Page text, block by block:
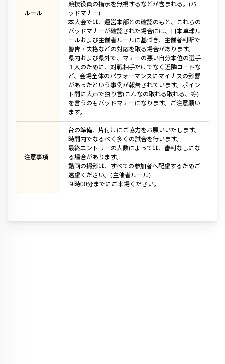
ルール
競技役員の指示を無視するなどが含まれる。(バ
ッドマナー)
本大会では、運営本部との確認のもと、これらの
バッドマナーが確認された場合には、日本卓球ル
ールおよび主催者ルールに基づき、主催者判断で
警告・失格などの対応を取る場合があります。
県内および県外で、マナーの悪い自分本位の選手
１人のために、対戦相手だけでなく近隣コートな
ど、会場全体のパフォーマンスにマイナスの影響
があったという事例が報告されています。ポイン
ト間に大声で独り言(こんなの取れる取れる、等)
を言うのもバッドマナーになります。ご注意願い
ます。
注意事項
台の準備、片付けにご協力をお願いいたします。
時間内でなるべく多くの試合を行います。
最終エントリーの人数によっては、審判なしにな
る場合があります。
動画の撮影は、すべての参加者へ配慮するためご
遠慮ください。(主催者ルール)
９時00分までにご来場ください。